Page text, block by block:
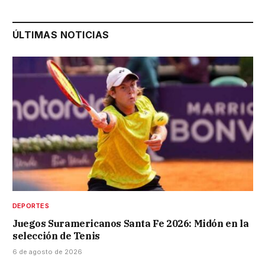
ÚLTIMAS NOTICIAS
DEPORTES
Juegos Suramericanos Santa Fe 2026: Midón en la
selección de Tenis
6 de agosto de 2026